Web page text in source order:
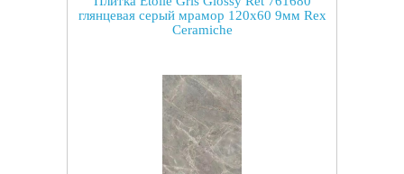
глянцевая серый мрамор 120x60 9мм Rex
Ceramiche